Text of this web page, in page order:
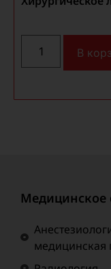
В
Медицинское